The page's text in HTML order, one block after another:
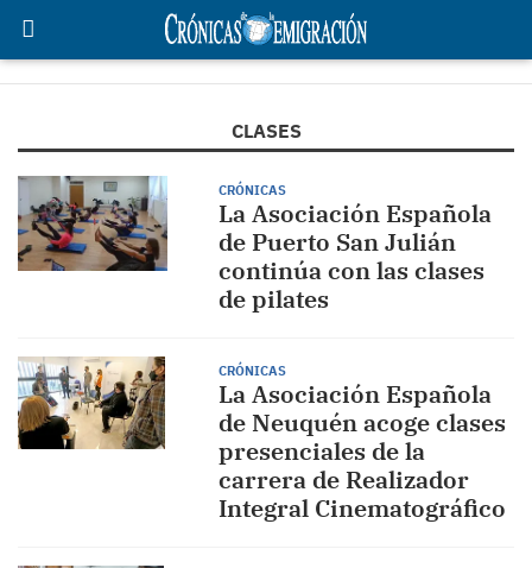
CLASES
CRÓNICAS
La Asociación Española
de Puerto San Julián
continúa con las clases
de pilates
CRÓNICAS
La Asociación Española
de Neuquén acoge clases
presenciales de la
carrera de Realizador
Integral Cinematográfico